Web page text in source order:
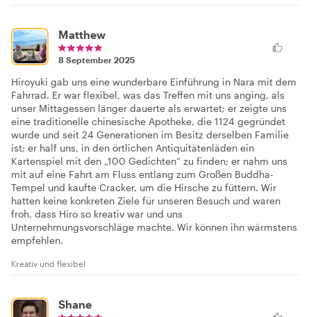
Matthew
8 September 2025
Hiroyuki gab uns eine wunderbare Einführung in Nara mit dem
Fahrrad. Er war flexibel, was das Treffen mit uns anging, als
unser Mittagessen länger dauerte als erwartet; er zeigte uns
eine traditionelle chinesische Apotheke, die 1124 gegründet
wurde und seit 24 Generationen im Besitz derselben Familie
ist; er half uns, in den örtlichen Antiquitätenläden ein
Kartenspiel mit den „100 Gedichten“ zu finden; er nahm uns
mit auf eine Fahrt am Fluss entlang zum Großen Buddha-
Tempel und kaufte Cracker, um die Hirsche zu füttern. Wir
hatten keine konkreten Ziele für unseren Besuch und waren
froh, dass Hiro so kreativ war und uns
Unternehmungsvorschläge machte. Wir können ihn wärmstens
empfehlen.
Kreativ und flexibel
Shane